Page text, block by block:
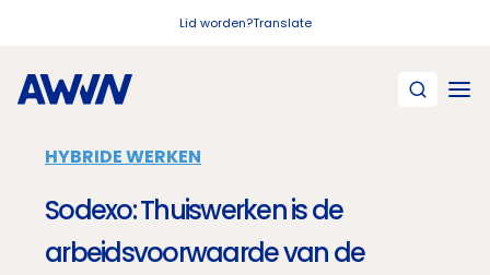
Lid worden?Translate
HYBRIDE WERKEN
Sodexo: Thuiswerken is de
arbeidsvoorwaarde van de